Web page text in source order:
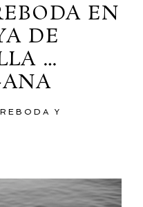
EN
DE
…
Y